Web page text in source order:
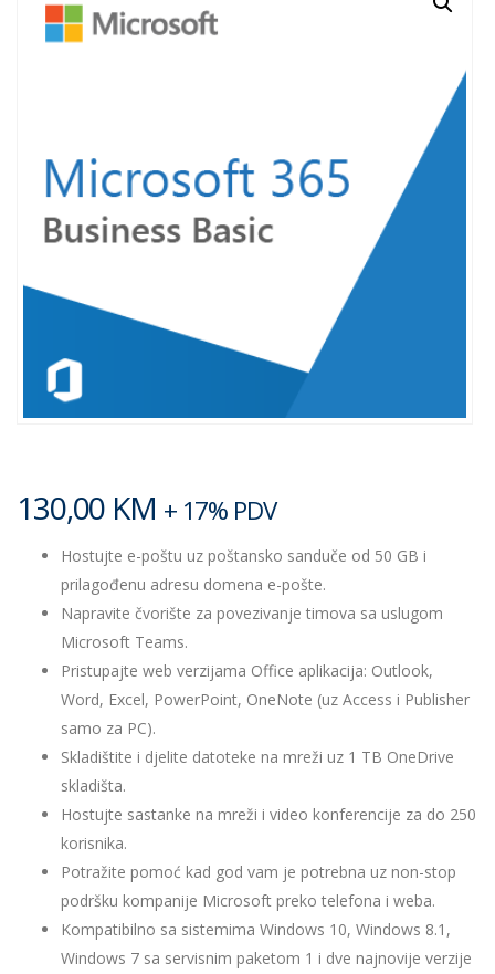
130,00 KM + 17% PDV
Hostujte e-poštu uz poštansko sanduče od 50 GB i
prilagođenu adresu domena e-pošte.
Napravite čvorište za povezivanje timova sa uslugom
Microsoft Teams.
Pristupajte web verzijama Office aplikacija: Outlook,
Word, Excel, PowerPoint, OneNote (uz Access i Publisher
samo za PC).
Skladištite i djelite datoteke na mreži uz 1 TB OneDrive
skladišta.
Hostujte sastanke na mreži i video konferencije za do 250
korisnika.
Potražite pomoć kad god vam je potrebna uz non-stop
podršku kompanije Microsoft preko telefona i weba.
Kompatibilno sa sistemima Windows 10, Windows 8.1,
Windows 7 sa servisnim paketom 1 i dve najnovije verzije